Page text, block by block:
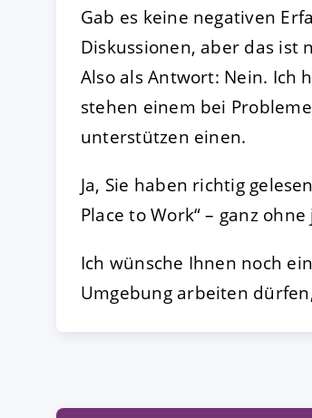
Gab es keine negativen
Diskussionen, aber das ist
Also als Antwort: Nein. Ich
stehen einem bei
unterstützen einen.
Ja, Sie haben richtig
Place to Work“ – ganz
Ich wünsche Ihnen noch
Umgebung arbeiten